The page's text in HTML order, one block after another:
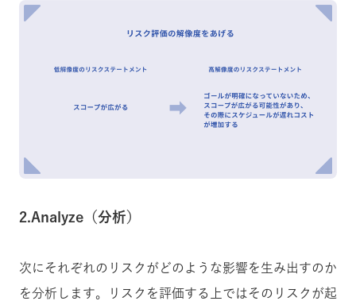
2.Analyze（分析）
次にそれぞれのリスクがどのような影響を生み出すのか
を分析します。リスクを評価する上ではそのリスクが起